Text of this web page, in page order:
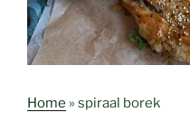
Home » spiraal borek